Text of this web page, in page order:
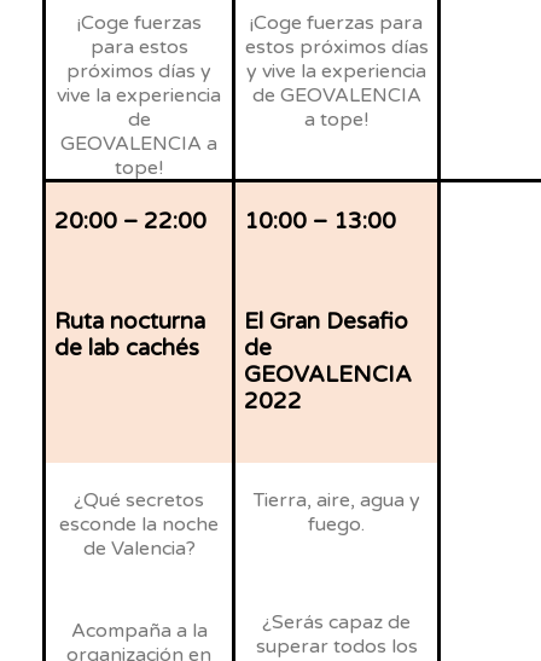
¡Coge fuerzas
para estos
próximos días y
vive la experiencia
de
GEOVALENCIA a
tope!
¡Coge fuerzas para
estos próximos días
y vive la experiencia
de GEOVALENCIA
a tope!
20:00 – 22:00 10:00 – 13:00
Ruta nocturna
de lab cachés
El Gran Desafio
de
GEOVALENCIA
2022
¿Qué secretos
esconde la noche
de Valencia?
Acompaña a la
organización en
Tierra, aire, agua y
fuego.
¿Serás capaz de
superar todos los